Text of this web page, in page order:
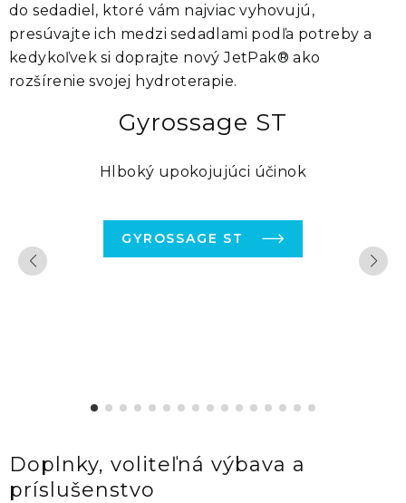
do sedadiel, ktoré vám najviac vyhovujú,
presúvajte ich medzi sedadlami podľa potreby a
kedykoľvek si doprajte novýJetPak® ako
rozšírenie svojej hydroterapie.
Gyrossage ST
Hlboký upokojujúci účinok
GYROSSAGE ST
Doplnky, voliteľná výbava a
príslušenstvo